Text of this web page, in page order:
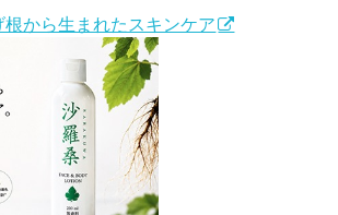
から生まれたスキンケア